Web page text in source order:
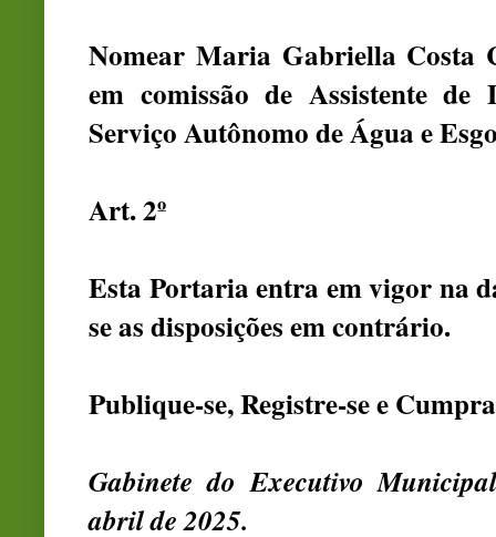
Nomear Maria Gabriella Costa
em comissão de Assistente
Serviço Autônomo de Água e
Art. 2º
Esta Portaria entra em vigor na
se as disposições em contrário.
Publique-se, Registre-se e
Gabinete do Executivo
abril de 2025.